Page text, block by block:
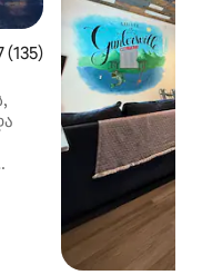
შეფასებაა 5‑დან
(135)